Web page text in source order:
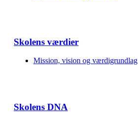
Skolens værdier
Mission, vision og værdigrundlag
Skolens DNA